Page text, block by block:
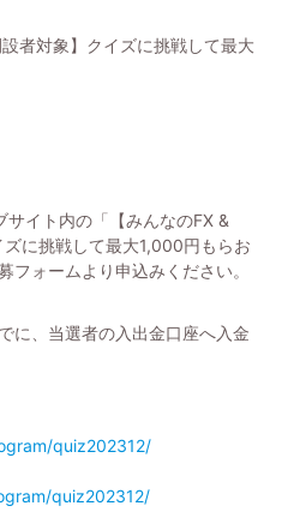
者対象】クイズに挑戦して最大
イト内の「【みんなのFX &
に挑戦して最大1,000円もらお
フォームより申込みください。
に、当選者の入出金口座へ入金
quiz202312/
quiz202312/